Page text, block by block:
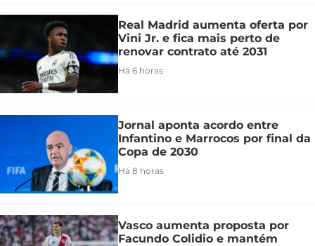
Real Madrid aumenta oferta por
Vini Jr. e fica mais perto de
renovar contrato até 2031
Há 6 horas
Jornal aponta acordo entre
Infantino e Marrocos por final da
Copa de 2030
Há 8 horas
Vasco aumenta proposta por
Facundo Colidio e mantém